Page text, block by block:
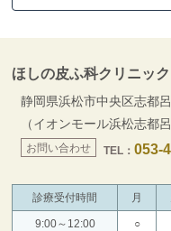
ほしの皮ふ科クリニッ
静岡県浜松市中央区志都
（イオンモール浜松志都
お問い合わせ TEL： 053-
診療受付時間 月
9:00～12:00 ○